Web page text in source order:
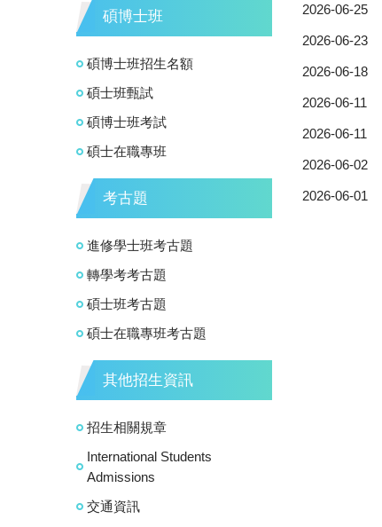
碩博士班
碩博士班招生名額
碩士班甄試
碩博士班考試
碩士在職專班
考古題
進修學士班考古題
轉學考考古題
碩士班考古題
碩士在職專班考古題
其他招生資訊
招生相關規章
International Students
Admissions
交通資訊
2026-06-25
2026-06-23
2026-06-18
2026-06-11
2026-06-11
2026-06-02
2026-06-01